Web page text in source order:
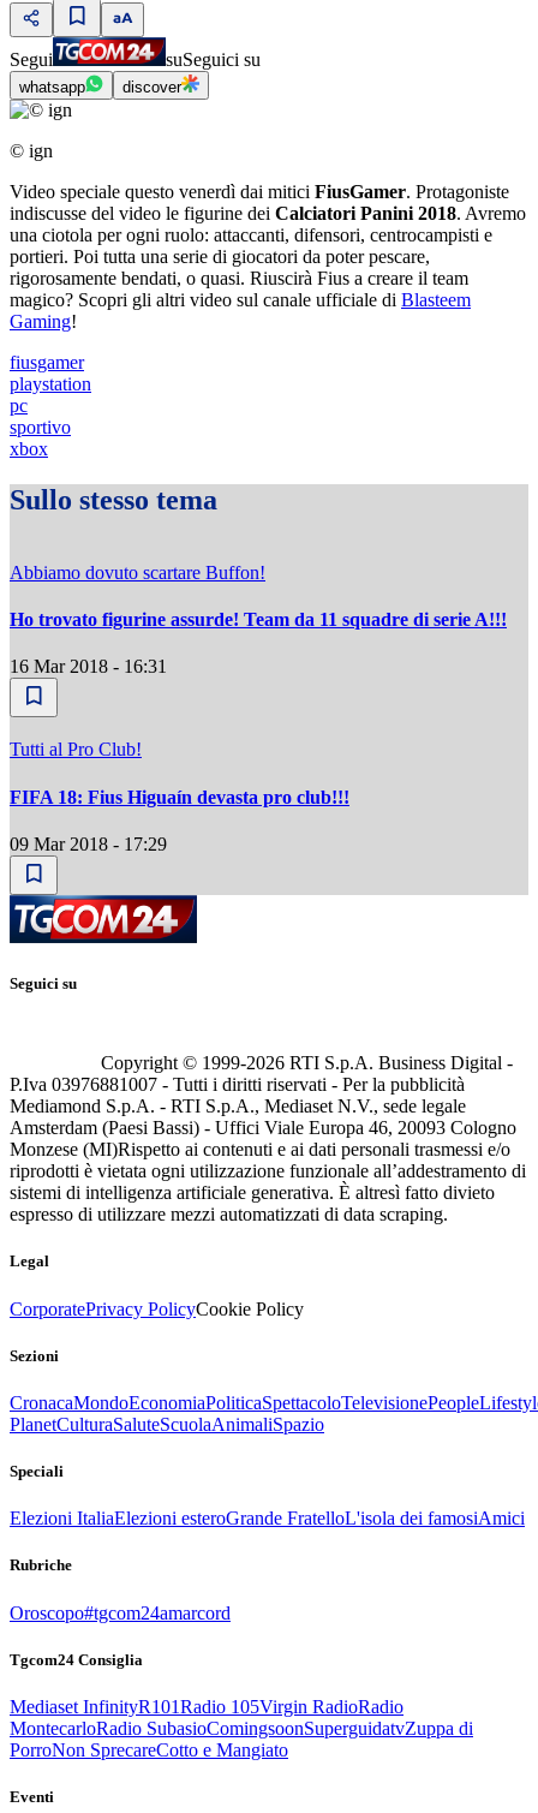
Segui suSeguici su
whatsapp discover
© ign
Video speciale questo venerdì dai mitici FiusGamer. Protagoniste
indiscusse del video le figurine dei Calciatori Panini 2018. Avremo
una ciotola per ogni ruolo: attaccanti, difensori, centrocampisti e
portieri. Poi tutta una serie di giocatori da poter pescare,
rigorosamente bendati, o quasi. Riuscirà Fius a creare il team
magico? Scopri gli altri video sul canale ufficiale di Blasteem
Gaming!
fiusgamer
playstation
pc
sportivo
xbox
Sullo stesso tema
Abbiamo dovuto scartare Buffon!
Ho trovato figurine assurde! Team da 11 squadre di serie A!!!
16 Mar 2018 - 16:31
Tutti al Pro Club!
FIFA 18: Fius Higuaín devasta pro club!!!
09 Mar 2018 - 17:29
Seguici su
Copyright © 1999-2026 RTI S.p.A. Business Digital -
P.Iva 03976881007 - Tutti i diritti riservati - Per la pubblicità
Mediamond S.p.A. - RTI S.p.A., Mediaset N.V., sede legale
Amsterdam (Paesi Bassi) - Uffici Viale Europa 46, 20093 Cologno
Monzese (MI)Rispetto ai contenuti e ai dati personali trasmessi e/o
riprodotti è vietata ogni utilizzazione funzionale all’addestramento di
sistemi di intelligenza artificiale generativa. È altresì fatto divieto
espresso di utilizzare mezzi automatizzati di data scraping.
Legal
CorporatePrivacy PolicyCookie Policy
Sezioni
CronacaMondoEconomiaPoliticaSpettacoloTelevisionePeople
PlanetCulturaSaluteScuolaAnimaliSpazio
Speciali
Elezioni ItaliaElezioni esteroGrande FratelloL'isola dei famosiAmici
Rubriche
Oroscopo#tgcom24amarcord
Tgcom24 Consiglia
Mediaset InfinityR101Radio 105Virgin RadioRadio
MontecarloRadio SubasioComingsoonSuperguidatvZuppa di
PorroNon SprecareCotto e Mangiato
Eventi